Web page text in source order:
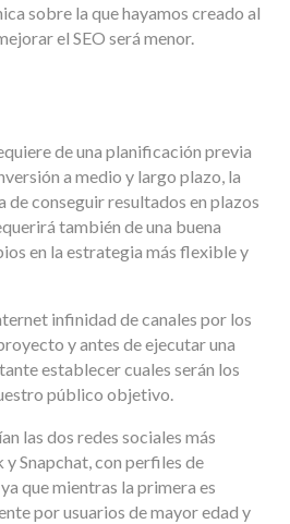
sobre la que hayamos creado al
el SEO será menor.
de una planificación previa
a medio y largo plazo, la
de conseguir resultados en plazos
también de una buena
en la estrategia más flexible y
infinidad de canales por los
y antes de ejecutar una
establecer cuales serán los
público objetivo.
las dos redes sociales más
Snapchat, con perfiles de
que mientras la primera es
por usuarios de mayor edad y